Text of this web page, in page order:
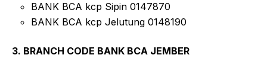
BANK BCA kcp Sipin 0147870
BANK BCA kcp Jelutung 0148190
3. BRANCH CODE BANK BCA JEMBER